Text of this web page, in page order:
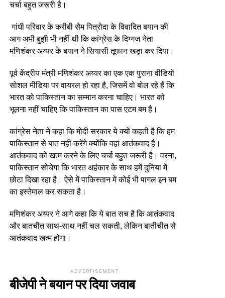
चर्चा बहुत जरूरी है।
गांधी परिवार के करीबी सैम पित्रोदा के विवादित बयान की
आग अभी बुझी भी नहीं थी कि कांग्रेस के दिग्गज नेता
मणिशंकर अय्यर के बयान ने सियासी तूफान खड़ा कर दिया।
पूर्व केंद्रीय मंत्री मणिशंकर अय्यर का एक एक पुराना वीडियो
सोशल मीडिया पर वायरल हो रहा है, जिसमें वो बोल रहे हैं कि
भारत को पाकिस्तान का सम्मान करना चाहिए। भारत को
भूलना नहीं चाहिए कि पाकिस्तान का पास एटम बम है।
कांग्रेस नेता ने कहा कि मोदी सरकार ये क्यों कहती है कि हम
पाकिस्तान से बात नहीं करेंगे क्योंकि वहां आतंकवाद है।
आतंकवाद को खत्म करने के लिए चर्चा बहुत जरूरी है। वरना,
पाकिस्तान सोचेगा कि भारत अहंकार के साथ हमें दुनिया में
छोटा दिखा रहा है। ऐसे में पाकिस्तान में कोई भी पागल इन बम
का इस्तेमाल कर सकता है।
मणिशंकर अय्यर ने आगे कहा कि ये बात सच है कि आतंकवाद
और बातचीत साथ-साथ नहीं चल सकती, लेकिन बातीचीत से
आतंकवाद खत्म होगा।
ADVERTISEMENT
बीजेपी ने बयान पर दिया जवाब